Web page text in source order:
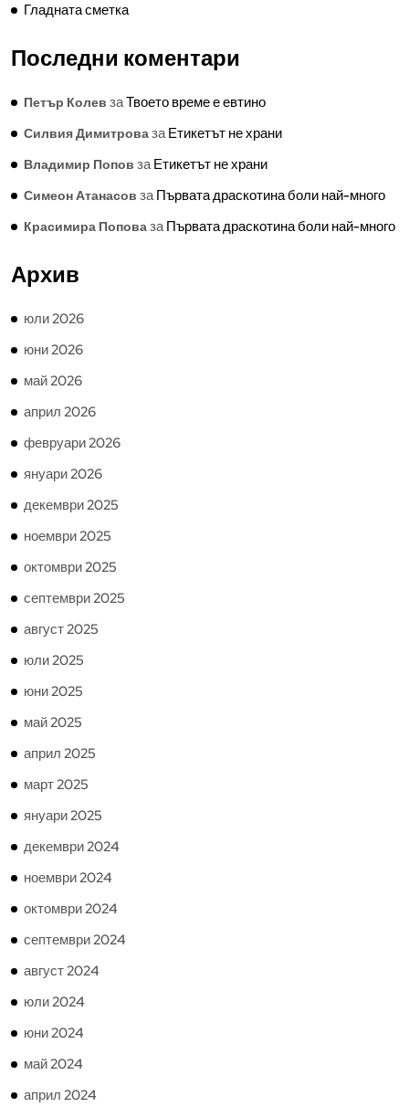
Гладната сметка
Последни коментари
Петър Колев заТвоето време е евтино
Силвия ДимитровазаЕтикетът не храни
Владимир Попов заЕтикетът не храни
Симеон Атанасов заПървата драскотина боли най-много
Красимира ПоповазаПървата драскотина боли най-много
Архив
юли 2026
юни 2026
май 2026
април 2026
февруари 2026
януари 2026
декември 2025
ноември 2025
октомври 2025
септември 2025
август 2025
юли 2025
юни 2025
май 2025
април 2025
март 2025
януари 2025
декември 2024
ноември 2024
октомври 2024
септември 2024
август 2024
юли 2024
юни 2024
май 2024
април 2024